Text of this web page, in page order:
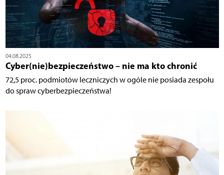
04.08.2025
Cyber(nie)bezpieczeństwo – nie ma kto chronić
72,5 proc. podmiotów leczniczych w ogóle nie posiada zespołu
do spraw cyberbezpieczeństwa!